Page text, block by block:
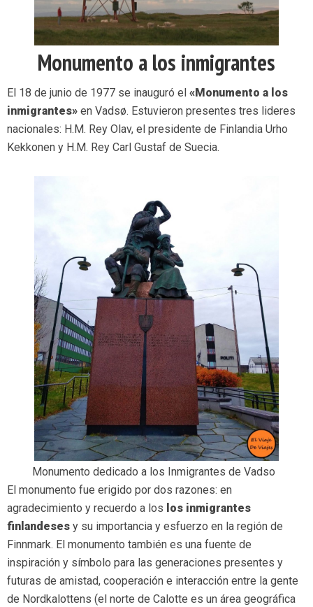
Monumento a los inmigrantes
El 18 de junio de 1977 se inauguró el «Monumento a los
inmigrantes» en Vadsø. Estuvieron presentes tres lideres
nacionales: H.M. Rey Olav, el presidente de Finlandia Urho
Kekkonen y H.M. Rey Carl Gustaf de Suecia.
Monumento dedicado a los Inmigrantes de Vadso
El monumento fue erigido por dos razones: en
agradecimiento y recuerdo a los los inmigrantes
finlandeses y su importancia y esfuerzo en la región de
Finnmark. El monumento también es una fuente de
inspiración y símbolo para las generaciones presentes y
futuras de amistad, cooperación e interacción entre la gente
de Nordkalottens (el norte de Calotte es un área geográfica